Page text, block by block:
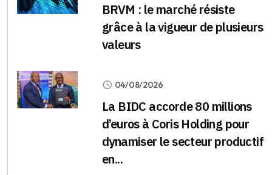
BRVM : le marché résiste
grâce à la vigueur de plusieurs
valeurs
04/08/2026
La BIDC accorde 80 millions
d’euros à Coris Holding pour
dynamiser le secteur productif
en...